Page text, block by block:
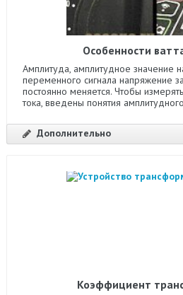
Особенности
Амплитуда, амплитудное значение
переменного сигнала напряжение
постоянно меняется. Чтобы
тока, введены понятия
Дополнительно
Коэффициент